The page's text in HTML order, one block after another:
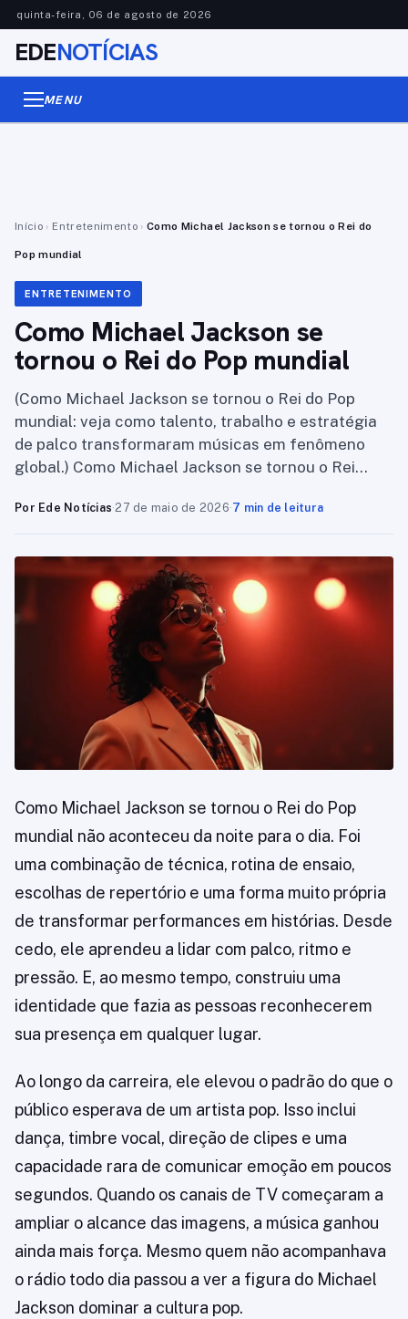
quinta-feira, 06 de agosto de 2026
EDENOTÍCIAS
MENU
Início › Entretenimento › Como Michael Jackson se tornou o Rei do
Pop mundial
ENTRETENIMENTO
Como Michael Jackson se
tornou o Rei do Pop mundial
(Como Michael Jackson se tornou o Rei do Pop
mundial: veja como talento, trabalho e estratégia
de palco transformaram músicas em fenômeno
global.) Como Michael Jackson se tornou o Rei…
Por Ede Notícias·27 de maio de 2026·7 min de leitura
Como Michael Jackson se tornou o Rei do Pop
mundial não aconteceu da noite para o dia. Foi
uma combinação de técnica, rotina de ensaio,
escolhas de repertório e uma forma muito própria
de transformar performances em histórias. Desde
cedo, ele aprendeu a lidar com palco, ritmo e
pressão. E, ao mesmo tempo, construiu uma
identidade que fazia as pessoas reconhecerem
sua presença em qualquer lugar.
Ao longo da carreira, ele elevou o padrão do que o
público esperava de um artista pop. Isso inclui
dança, timbre vocal, direção de clipes e uma
capacidade rara de comunicar emoção em poucos
segundos. Quando os canais de TV começaram a
ampliar o alcance das imagens, a música ganhou
ainda mais força. Mesmo quem não acompanhava
o rádio todo dia passou a ver a figura do Michael
Jackson dominar a cultura pop.